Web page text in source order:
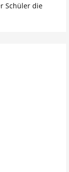
Schüler die